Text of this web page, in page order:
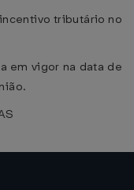
tributário no
em vigor na data de